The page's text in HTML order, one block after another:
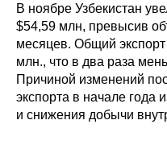
В ноябре Узбекистан
$54,59 млн, превысив
месяцев. Общий экспорт
млн., что в два раза
Причиной изменений
экспорта в начале года
и снижения добычи